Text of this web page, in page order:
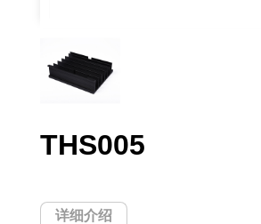
THS005
详细介绍